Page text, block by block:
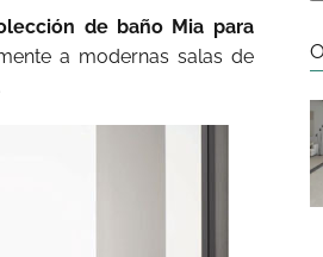
de baño Mia para
a modernas salas de